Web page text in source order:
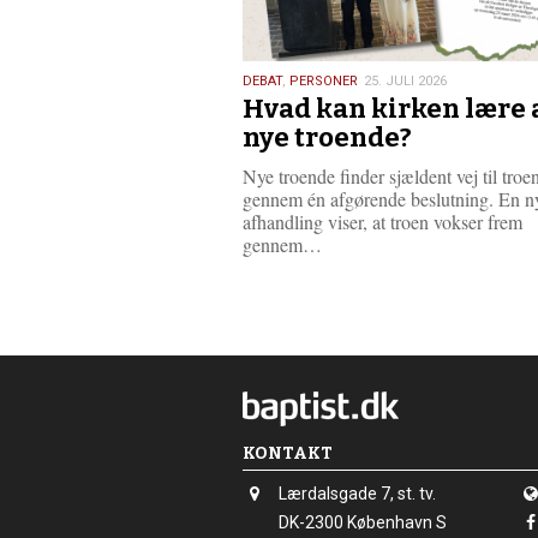
25.
juli
2026
DEBAT, PERSONER 25. JULI 2026
Hvad kan kirken lære
nye troende?
Nye troende finder sjældent vej til
gennem én afgørende beslutning. En
afhandling viser, at troen vokser frem
gennem…
r
KONTAKT
Adresse:
Lærdalsgade 7, st. tv.
Adresse:
DK-2300 København S